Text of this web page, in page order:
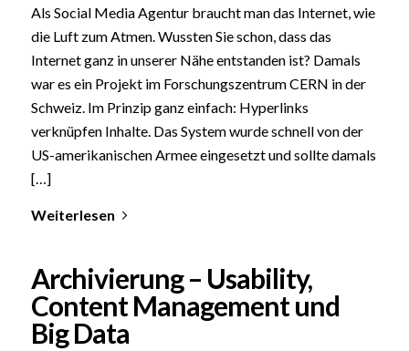
Als Social Media Agentur braucht man das Internet, wie
die Luft zum Atmen. Wussten Sie schon, dass das
Internet ganz in unserer Nähe entstanden ist? Damals
war es ein Projekt im Forschungszentrum CERN in der
Schweiz. Im Prinzip ganz einfach: Hyperlinks
verknüpfen Inhalte. Das System wurde schnell von der
US-amerikanischen Armee eingesetzt und sollte damals
[…]
Weiterlesen
Archivierung – Usability,
Content Management und
Big Data